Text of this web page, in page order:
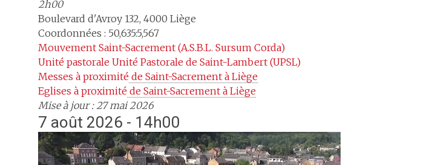
2h00
Boulevard d'Avroy 132, 4000 Liège
Coordonnées : 50,635:5,567
Mouvement Saint-Sacrement (A.S.B.L. Sursum Corda)
Unité pastorale Unité Pastorale de Saint-Lambert (UPSL)
Messes à proximité de Saint-Sacrement à Liège
Eglises à proximité de Saint-Sacrement à Liège
Mise à jour : 27 mai 2026
7 août 2026 - 14h00